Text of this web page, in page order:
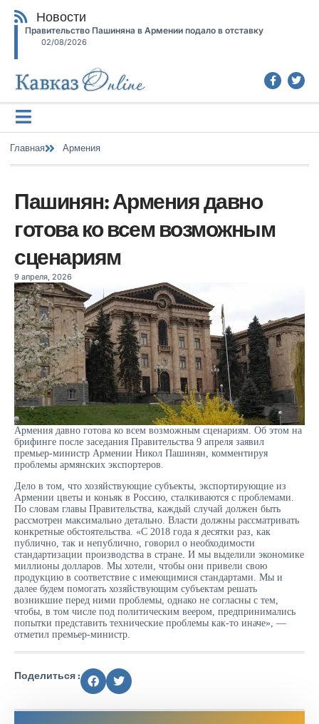
Новости
Правительство Пашиняна в Армении подало в отставку
02/08/2026
Главная Армения
Пашинян: Армения давно
готова ко всем возможным
сценариям
9 апреля, 2026
Армения давно готова ко всем возможным сценариям. Об этом на
брифинге после заседания Правительства 9 апреля заявил
премьер-министр Армении Никол Пашинян, комментируя
проблемы армянских экспортеров.
Дело в том, что хозяйствующие субъекты, экспортирующие из
Армении цветы и коньяк в Россию, сталкиваются с проблемами.
По словам главы Правительства, каждый случай должен быть
рассмотрен максимально детально. Власти должны рассматривать
конкретные обстоятельства. «С 2018 года я десятки раз, как
публично, так и непублично, говорил о необходимости
стандартизации производства в стране. И мы выделили экономике
миллионы долларов. Мы хотели, чтобы они привели свою
продукцию в соответствие с имеющимися стандартами. Мы и
далее будем помогать хозяйствующим субъектам решать
возникшие перед ними проблемы, однако не согласны с тем,
чтобы, в том числе под политическим веером, предпринимались
попытки представить технические проблемы как-то иначе», —
отметил премьер-министр.
Поделиться :